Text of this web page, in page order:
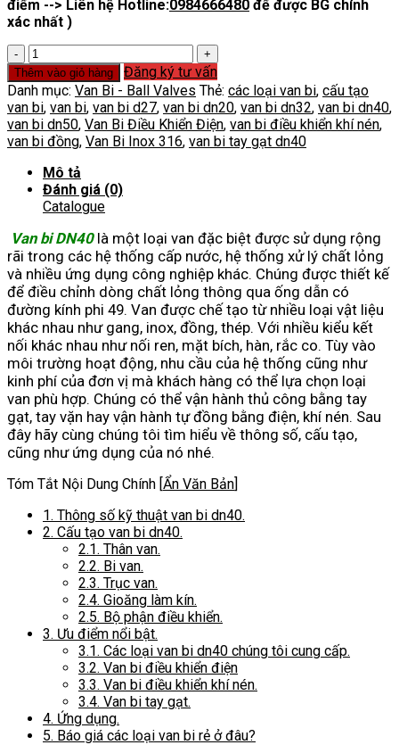
điểm --> Liên hệ Hotline:0984666480 để được BG chính
xác nhất )
Van
Bi
DN40
số
lượng
Thêm vào giỏ hàng
Đăng ký tư vấn
Danh mục: Van Bi - Ball Valves Thẻ: các loại van bi, cấu tạo
van bi, van bi, van bi d27, van bi dn20, van bi dn32, van bi dn40,
van bi dn50, Van Bi Điều Khiển Điện, van bi điều khiển khí nén,
van bi đồng, Van Bi Inox 316, van bi tay gạt dn40
Mô tả
Đánh giá (0)
Catalogue
Van bi DN40là một loại van đặc biệt được sử dụng rộng
rãi trong các hệ thống cấp nước, hệ thống xử lý chất lỏng
và nhiều ứng dụng công nghiệp khác. Chúng được thiết kế
để điều chỉnh dòng chất lỏng thông qua ống dẫn có
đường kính phi 49. Van được chế tạo từ nhiều loại vật liệu
khác nhau như gang, inox, đồng, thép. Với nhiều kiểu kết
nối khác nhau như nối ren, mặt bích, hàn, rắc co. Tùy vào
môi trường hoạt động, nhu cầu của hệ thống cũng như
kinh phí của đơn vị mà khách hàng có thể lựa chọn loại
van phù hợp. Chúng có thể vận hành thủ công bằng tay
gạt, tay vặn hay vận hành tự đồng bằng điện, khí nén. Sau
đây hãy cùng chúng tôi tìm hiểu về thông số, cấu tạo,
cũng như ứng dụng của nó nhé.
Tóm Tắt Nội Dung Chính [Ẩn Văn Bản]
1. Thông số kỹ thuật van bi dn40.
2. Cấu tạo van bi dn40.
2.1. Thân van.
2.2. Bi van.
2.3. Trục van.
2.4. Gioăng làm kín.
2.5. Bộ phận điều khiển.
3. Ưu điểm nổi bật.
3.1. Các loại van bi dn40 chúng tôi cung cấp.
3.2. Van bi điều khiển điện
3.3. Van bi điều khiển khí nén.
3.4. Van bi tay gạt.
4. Ứng dụng.
5. Báo giá các loại van bi rẻ ở đâu?